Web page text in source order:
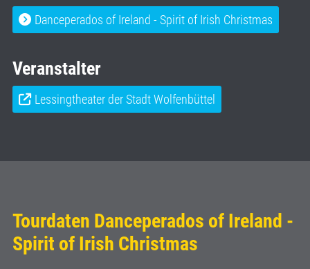
Danceperados of Ireland - Spirit of Irish Christmas
Veranstalter
Lessingtheater der Stadt Wolfenbüttel
Tourdaten Danceperados of Ireland -
Spirit of Irish Christmas